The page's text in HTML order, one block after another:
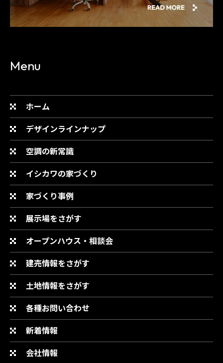
Menu
ホーム
デザインラインナップ
空調の新常識
イシカワの家づくり
家づくり事例
展示場をさがす
オープンハウス・相談会
建売情報をさがす
土地情報をさがす
各種お問い合わせ
新着情報
会社情報